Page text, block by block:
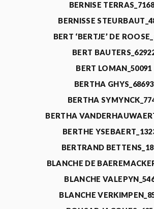
BERNISE
BERNISSE
BERT ‘BERTJE’ DE
BERT
BERT LOMAN_50091
BERTHA GHYS_68693
BERTHA
BERTHA
BERTHE
BERTRAND
BLANCHE DE
BLANCHE
BLANCHE